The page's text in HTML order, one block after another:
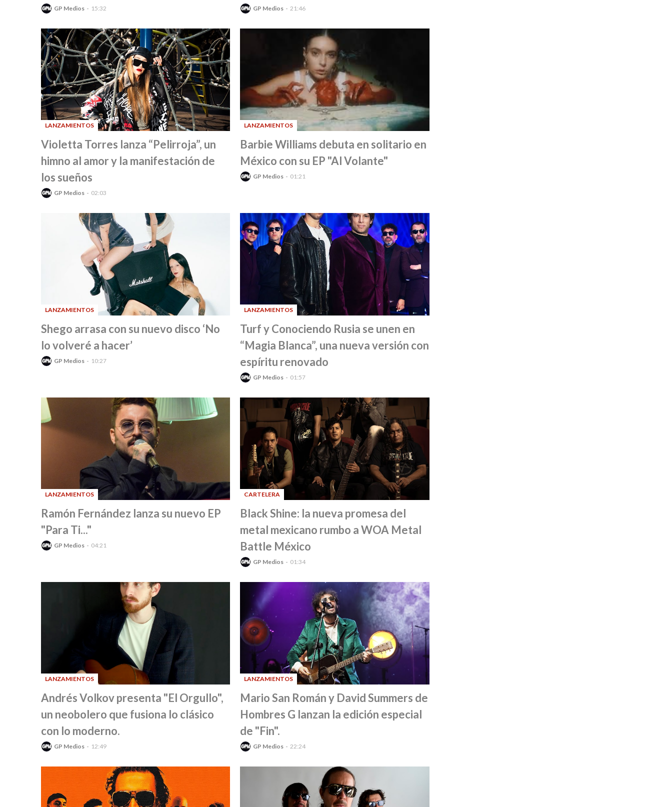
GP Medios 15:32 GP Medios 21:46
LANZAMIENTOS
Violetta Torres lanza “Pelirroja”, un
himno al amor y la manifestación de
los sueños
GP Medios 02:03
LANZAMIENTOS
Barbie Williams debuta en solitario en
México con su EP "Al Volante"
GP Medios 01:21
LANZAMIENTOS
Shego arrasa con su nuevo disco ‘No
lo volveré a hacer’
GP Medios 10:27
LANZAMIENTOS
Turf y Conociendo Rusia se unen en
“Magia Blanca”, una nueva versión con
espíritu renovado
GP Medios 01:57
LANZAMIENTOS
Ramón Fernández lanza su nuevo EP
"Para Ti..."
GP Medios 04:21
CARTELERA
Black Shine: la nueva promesa del
metal mexicano rumbo a WOA Metal
Battle México
GP Medios 01:34
LANZAMIENTOS
Andrés Volkov presenta "El Orgullo",
un neobolero que fusiona lo clásico
con lo moderno.
GP Medios 12:49
LANZAMIENTOS
Mario San Román y David Summers de
Hombres G lanzan la edición especial
de "Fin".
GP Medios 22:24